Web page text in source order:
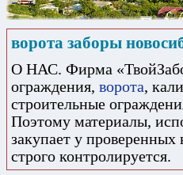
ворота заборы
О НАС. Фирма
ограждения, ворота,
строительные
Поэтому материалы,
закупает у проверенных
строго контролируется.